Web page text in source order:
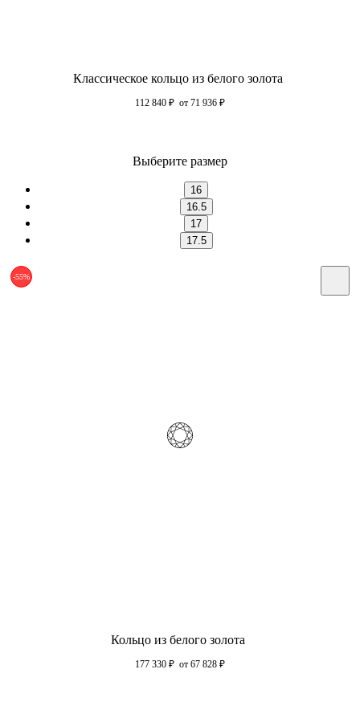
Классическое кольцо из белого золота
112 840 ₽ от 71 936 ₽
Выберите размер
16
16.5
17
17.5
-55%
Кольцо из белого золота
177 330 ₽ от 67 828 ₽